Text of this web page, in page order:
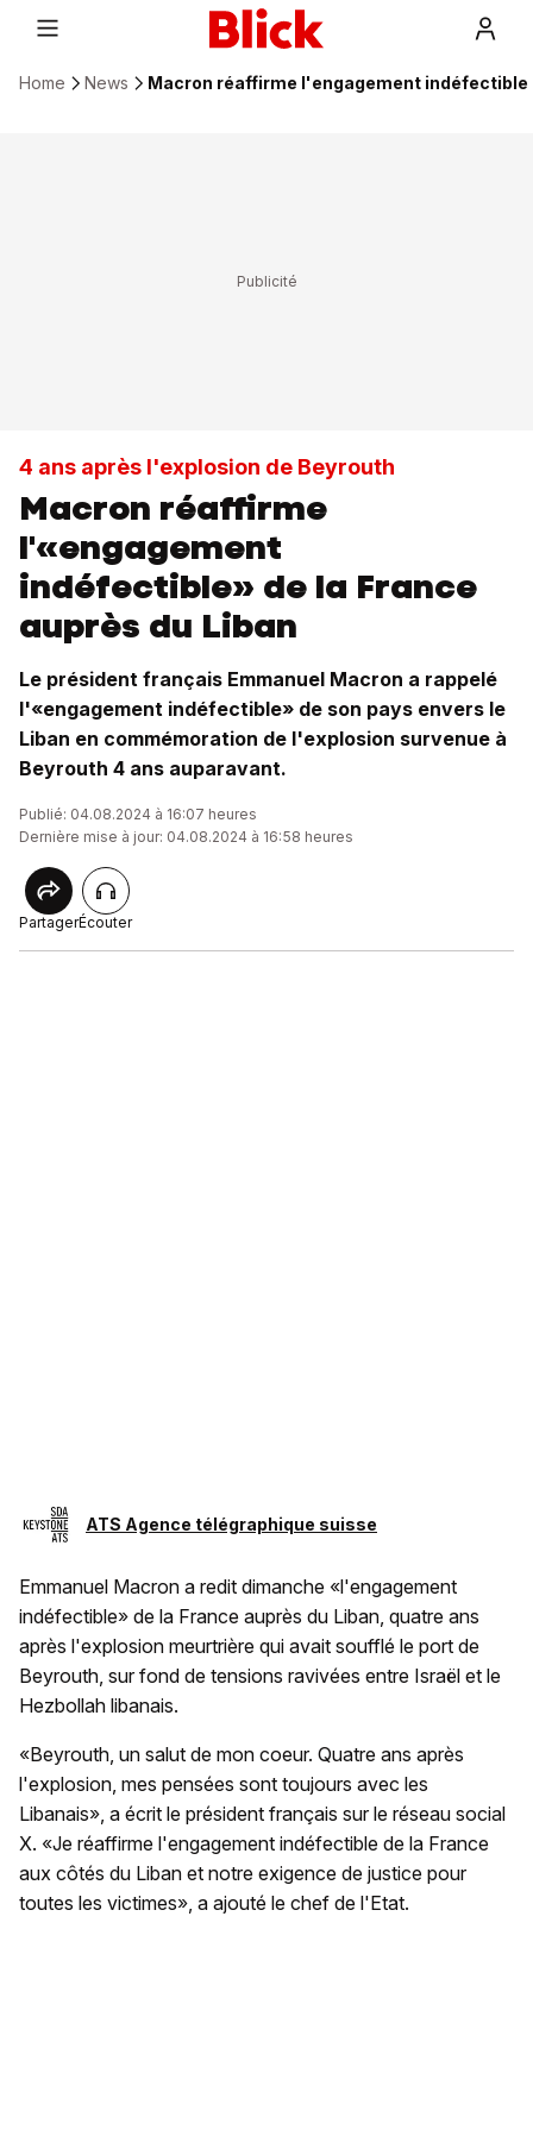
Home News Macron réaffirme l'engagement indéfectible
4 ans après l'explosion de Beyrouth
Macron réaffirme
l'«engagement
indéfectible» de la France
auprès du Liban
Le président français Emmanuel Macron a rappelé
l'«engagement indéfectible» de son pays envers le
Liban en commémoration de l'explosion survenue à
Beyrouth 4 ans auparavant.
Publié: 04.08.2024 à 16:07 heures
Dernière mise à jour: 04.08.2024 à 16:58 heures
PartagerÉcouter
ATS Agence télégraphique suisse
Emmanuel Macron a redit dimanche «l'engagement
indéfectible» de la France auprès du Liban, quatre ans
après l'explosion meurtrière qui avait soufflé le port de
Beyrouth, sur fond de tensions ravivées entre Israël et le
Hezbollah libanais.
«Beyrouth, un salut de mon coeur. Quatre ans après
l'explosion, mes pensées sont toujours avec les
Libanais», a écrit le président français sur le réseau social
X. «Je réaffirme l'engagement indéfectible de la France
aux côtés du Liban et notre exigence de justice pour
toutes les victimes», a ajouté le chef de l'Etat.